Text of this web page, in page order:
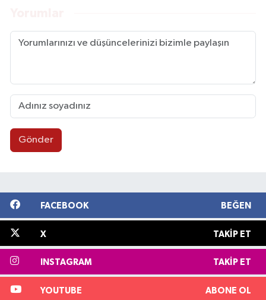
Gönder
FACEBOOK BEĞEN
X TAKIP ET
INSTAGRAM TAKIP ET
YOUTUBE ABONE OL